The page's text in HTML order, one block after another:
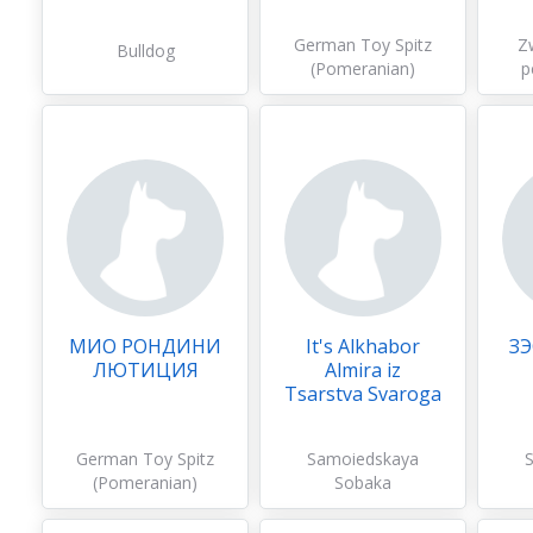
Bulldog
German Toy Spitz
(Pomeranian)
МИО РОНДИНИ
ЛЮТИЦИЯ
German Toy Spitz
(Pomeranian)
It's Alkhabor
Almira iz
Tsarstva Svaroga
Samoiedskaya
Sobaka